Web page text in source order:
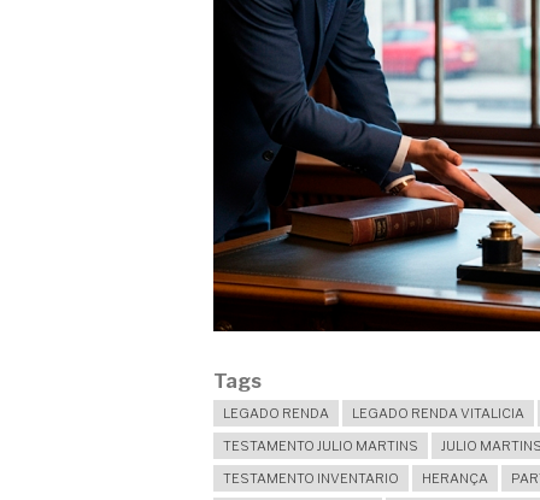
Tags
LEGADO RENDA LEGADO RENDA VITALICIA
TESTAMENTO JULIO MARTINS
JULIO
TESTAMENTO INVENTARIO
HERANÇA